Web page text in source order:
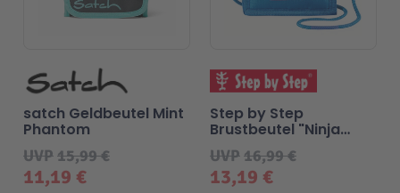
11,19 €
UVP15,99 €
satch Geldbeutel Mint
Phantom
13,19 €
UVP16,99 €
Step by Step
Brustbeutel "Ninja
Zazu"